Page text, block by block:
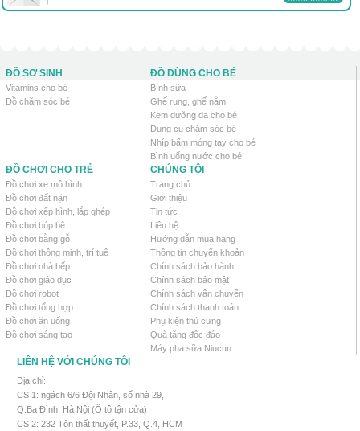
ĐỒ SƠ SINH
Vitamins cho bé
Đồ chăm sóc bé
ĐỒ DÙNG CHO BÉ
Bình sữa
Ghế rung, ghế nằm
Kem dưỡng da cho bé
Dụng cụ chăm sóc bé
Nhíp bấm móng tay cho bé
Bình uống nước cho bé
ĐỒ CHƠI CHO TRẺ
Đồ chơi xe mô hình
Đồ chơi đất nặn
Đồ chơi xếp hình, lắp ghép
Đồ chơi búp bê
Đồ chơi bằng gỗ
Đồ chơi thông minh, trí tuệ
Đồ chơi nhà bếp
Đồ chơi giáo dục
Đồ chơi robot
Đồ chơi tổng hợp
Đồ chơi ăn uống
Đồ chơi sáng tạo
CHÚNG TÔI
Trang chủ
Giới thiệu
Tin tức
Liên hệ
Hướng dẫn mua hàng
Thông tin chuyển khoản
Chính sách bảo hành
Chính sách bảo mật
Chính sách vận chuyển
Chính sách thanh toán
Phụ kiện thú cưng
Quà tặng độc đáo
Máy pha sữa Niucun
LIÊN HỆ VỚI CHÚNG TÔI
Địa chỉ:
CS 1: ngách 6/6 Đội Nhân, số nhà 29,
Q.Ba Đình, Hà Nội (Ô tô tận cửa)
CS 2: 232 Tôn thất thuyết, P.33, Q.4, HCM